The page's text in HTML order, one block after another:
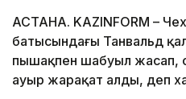
АСТАНА. KAZINFORM –
батысындағы Танвальд
пышақпен шабуыл жасап,
ауыр жарақат алды, деп